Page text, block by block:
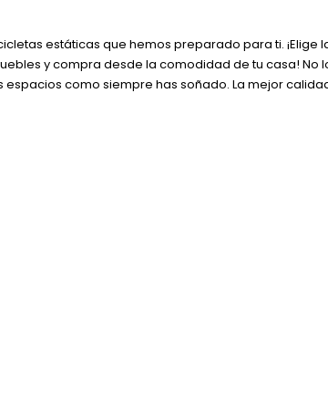
estáticas que hemos preparado para ti.
y compra desde la comodidad de tu casa!
como siempre has soñado. La mejor